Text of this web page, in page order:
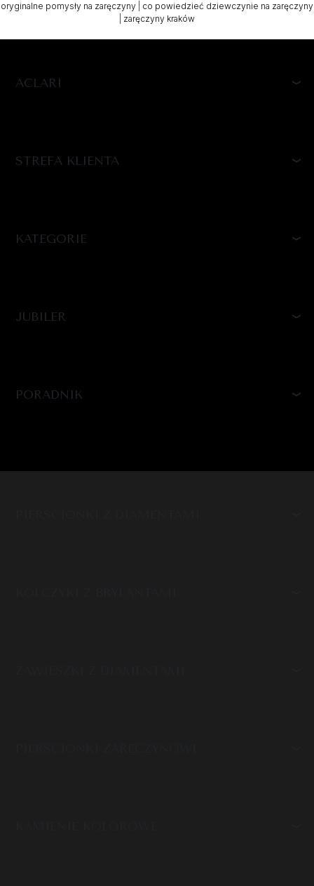
oryginalne pomysły na zaręczyny
co powiedzieć dziewczynie na zaręczyny
zaręczyny kraków
ACLARI
STREFA KLIENTA
KATEGORIE
JUBILER
PORADNIK